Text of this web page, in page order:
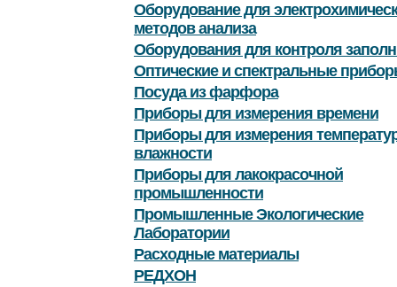
Оборудование для
методов анализа
Оборудования для контроля
Оптические и спектральные
Посуда из фарфора
Приборы для измерения времени
Приборы для измерения
влажности
Приборы для лакокрасочной
промышленности
Промышленные Экологические
Лаборатории
Расходные материалы
РЕДХОН